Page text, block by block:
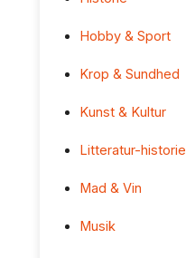
Hobby & Sport
Krop & Sundhed
Kunst & Kultur
Litteratur-historie
Mad & Vin
Musik